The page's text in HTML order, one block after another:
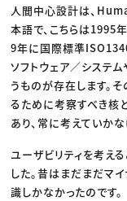
人間中心設計は、
本語で、こちらは
9年に国際標準
ソフトウェア／システ
うものが存在します。
るために考察すべき核
あり、常に考えていか
ユーザビリティを考え
した。昔はまだまだマ
識しかなかったのです。